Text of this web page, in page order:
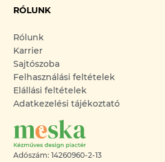
RÓLUNK
Rólunk
Karrier
Sajtószoba
Felhasználási feltételek
Elállási feltételek
Adatkezelési tájékoztató
Adószám: 14260960-2-13